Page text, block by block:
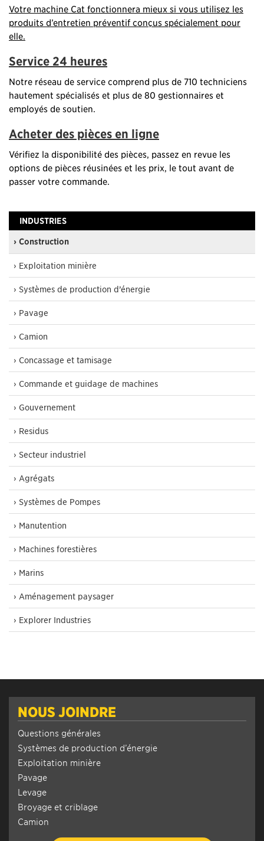
Votre machine Cat fonctionnera mieux si vous utilisez les
produits d’entretien préventif conçus spécialement pour
elle.
Service 24 heures
Notre réseau de service comprend plus de 710 techniciens
hautement spécialisés et plus de 80 gestionnaires et
employés de soutien.
Acheter des pièces en ligne
Vérifiez la disponibilité des pièces, passez en revue les
options de pièces réusinées et les prix, le tout avant de
passer votre commande.
INDUSTRIES
› Construction
› Exploitation minière
› Systèmes de production d’énergie
› Pavage
› Camion
› Concassage et tamisage
› Commande et guidage de machines
› Gouvernement
› Residus
› Secteur industriel
› Agrégats
› Systèmes de Pompes
› Manutention
› Machines forestières
› Marins
› Aménagement paysager
› Explorer Industries
NOUS JOINDRE
Questions générales
Systèmes de production d’énergie
Exploitation minière
Pavage
Levage
Broyage et criblage
Camion